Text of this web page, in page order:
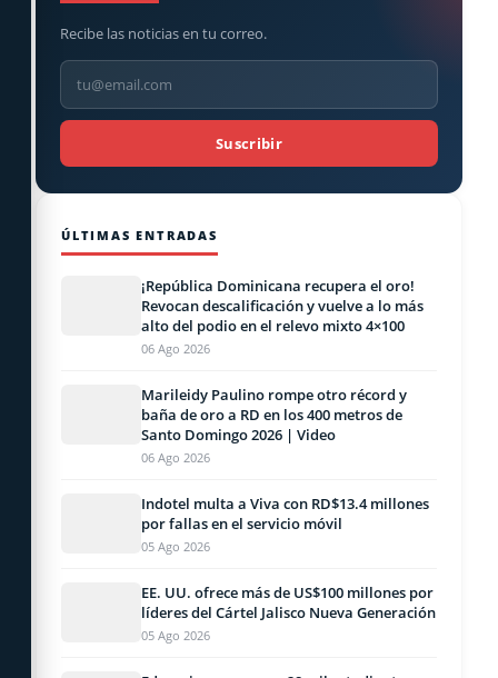
Recibe las noticias en tu correo.
Suscribir
ÚLTIMAS ENTRADAS
¡República Dominicana recupera el oro!
Revocan descalificación y vuelve a lo más
alto del podio en el relevo mixto 4×100
06 Ago 2026
Marileidy Paulino rompe otro récord y
baña de oro a RD en los 400 metros de
Santo Domingo 2026 | Video
06 Ago 2026
Indotel multa a Viva con RD$13.4 millones
por fallas en el servicio móvil
05 Ago 2026
EE. UU. ofrece más de US$100 millones por
líderes del Cártel Jalisco Nueva Generación
05 Ago 2026